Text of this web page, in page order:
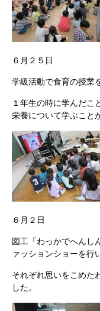
６月２５日
学級活動で食育の授業
１年生の時に学んだこ
栄養について学ぶこと
６月２日
図工「わっかでへんし
ァッションショーを行
それぞれ思いをこめた
した。